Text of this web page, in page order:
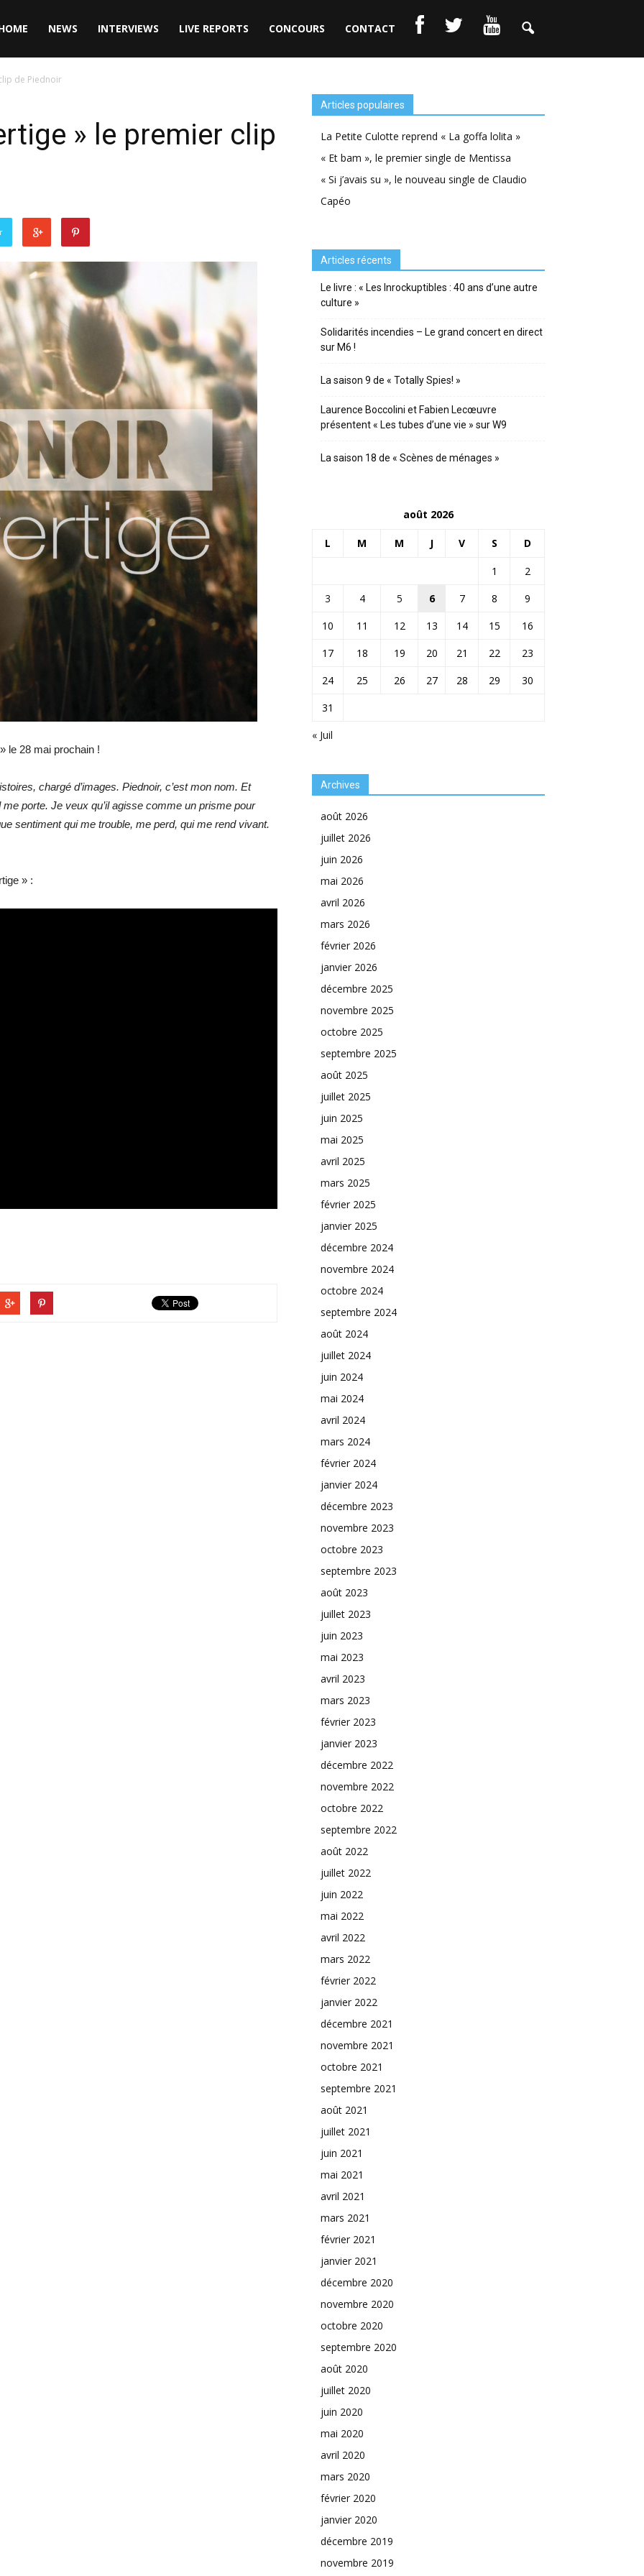
NEWS INTERVIEWS LIVE REPORTS CONCOURS CONTACT
de Piednoir
» le premier clip
le 28 mai prochain !
chargé d’images. Piednoir, c’est mon nom. Et
me porte. Je veux qu’il agisse comme un prisme pour
sentiment qui me trouble, me perd, qui me rend vivant.
» :
Articles populaires
La Petite Culotte reprend « La goffa lolita »
« Et bam », le premier single de Mentissa
« Si j’avais su », le nouveau single de Claudio
Capéo
Articles récents
Le livre : « Les Inrockuptibles : 40 ans d’une autre
culture »
Solidarités incendies – Le grand concert en direct
sur M6 !
La saison 9 de « Totally Spies! »
Laurence Boccolini et Fabien Lecœuvre
présentent « Les tubes d’une vie » sur W9
La saison 18 de « Scènes de ménages »
août 2026
L M M J V S D
« Juil
1
2
3
4 5 6 7 8
9
10
11 12 13 14 15
16
17
18 19 20 21 22
23
24
25 26 27 28 29
30
31
Archives
août 2026
juillet 2026
juin 2026
mai 2026
avril 2026
mars 2026
février 2026
janvier 2026
décembre 2025
novembre 2025
octobre 2025
septembre 2025
août 2025
juillet 2025
juin 2025
mai 2025
avril 2025
mars 2025
février 2025
janvier 2025
décembre 2024
novembre 2024
octobre 2024
septembre 2024
août 2024
juillet 2024
juin 2024
mai 2024
avril 2024
mars 2024
février 2024
janvier 2024
décembre 2023
novembre 2023
octobre 2023
septembre 2023
août 2023
juillet 2023
juin 2023
mai 2023
avril 2023
mars 2023
février 2023
janvier 2023
décembre 2022
novembre 2022
octobre 2022
septembre 2022
août 2022
juillet 2022
juin 2022
mai 2022
avril 2022
mars 2022
février 2022
janvier 2022
décembre 2021
novembre 2021
octobre 2021
septembre 2021
août 2021
juillet 2021
juin 2021
mai 2021
avril 2021
mars 2021
février 2021
janvier 2021
décembre 2020
novembre 2020
octobre 2020
septembre 2020
août 2020
juillet 2020
juin 2020
mai 2020
avril 2020
mars 2020
février 2020
janvier 2020
décembre 2019
novembre 2019